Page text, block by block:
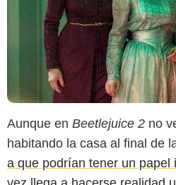
Aunque en Beetlejuice 2 no
habitando la casa al final de
a que podrían tener un papel